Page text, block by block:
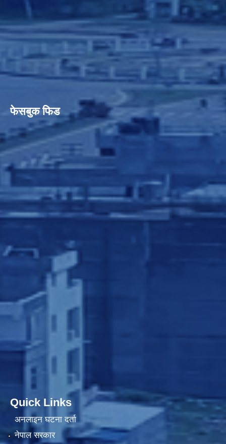
फेसबुक फिड
Quick Links
अनलाइन घटना दर्ता
नेपाल सरकार